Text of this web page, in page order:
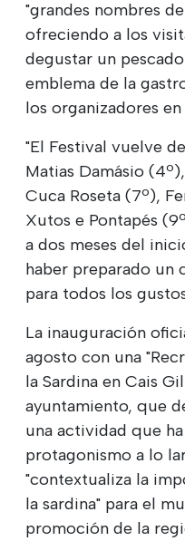
"grandes nombres
ofreciendo a los
degustar un
emblema de la
los organizadores
"El Festival vuelve
Matias Damásio
Cuca Roseta (7º),
Xutos e Pontapés
a dos meses del
haber preparado un
para todos los
La inauguración
agosto con una
la Sardina en Cais
ayuntamiento, que
una actividad que
protagonismo a lo
"contextualiza la
la sardina" para el
promoción de la